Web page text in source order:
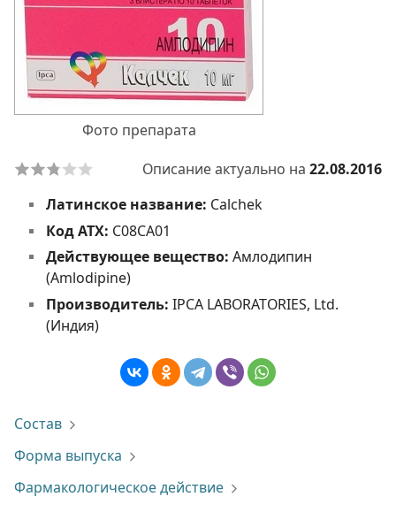
Фото препарата
Описание актуально на 22.08.2016
Латинское название: Calchek
Код АТХ: С08СА01
Действующее вещество: Амлодипин
(Amlodipine)
Производитель: IPCA LABORATORIES, Ltd.
(Индия)
Состав
Форма выпуска
Фармакологическое действие